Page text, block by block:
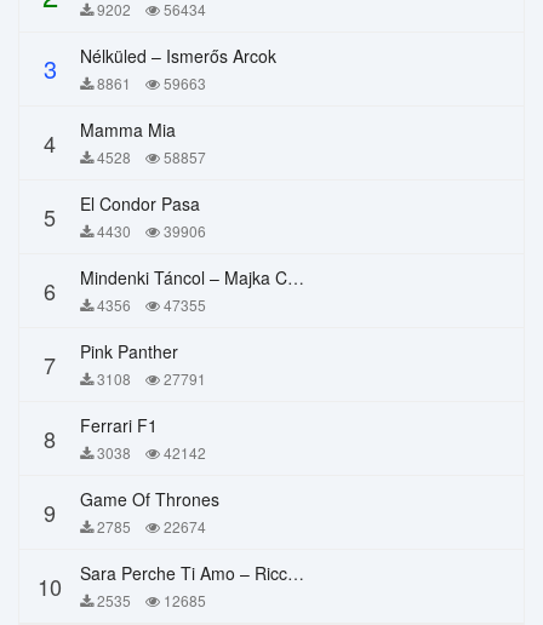
9202 56434
3 Nélküled – Ismerős Arcok
8861 59663
4 Mamma Mia
4528 58857
5 El Condor Pasa
4430 39906
6 Mindenki Táncol – Majka Curtis, Péter Majoros
4356 47355
7 Pink Panther
3108 27791
8 Ferrari F1
3038 42142
9 Game Of Thrones
2785 22674
10 Sara Perche Ti Amo – Ricchi E Poveri
2535 12685